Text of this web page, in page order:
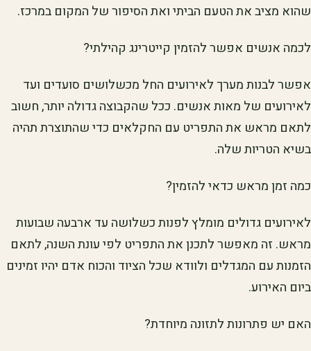
שהוא מציב את הטעם הביתי ואת הסיפור של המקום במרכז.
לכמה אנשים אפשר להזמין קייטרינג קהילתי?
אפשר לבנות מערך לאירועים החל מכשלושים סועדים ועד
לאירועים של מאות אנשים. ככל שהקבוצה גדולה יותר, חשוב
לתאם מראש את התפריט עם החקלאים כדי שהתוצרת תהיה
בשיא הטריות שלה.
כמה זמן מראש כדאי להזמין?
לאירועים גדולים מומלץ לפנות כשלושה עד ארבעה שבועות
מראש. זה מאפשר לתכנן את התפריט לפי עונת השנה, לתאם
הזמנות עם המגדלים ולוודא שכל הציוד והכוח אדם יהיו זמינים
ביום האירוע.
האם יש פתרונות לתזונה מיוחדת?